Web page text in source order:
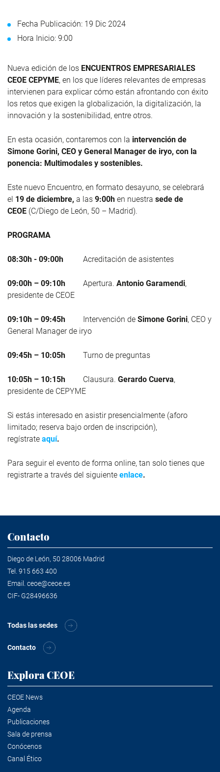
Fecha Publicación: 19 Dic 2024
Hora Inicio: 9:00
Nueva edición de los ENCUENTROS EMPRESARIALES
CEOE CEPYME, en los que líderes relevantes de empresas
intervienen para explicar cómo están afrontando con éxito
los retos que exigen la globalización, la digitalización, la
innovación y la sostenibilidad, entre otros.
En esta ocasión, contaremos con la intervención de
Simone Gorini, CEO y General Manager de iryo, con la
ponencia: Multimodales y sostenibles.
Este nuevo Encuentro, en formato desayuno, se celebrará
el 19 de diciembre, a las 9:00h en nuestra sede de
CEOE (C/Diego de León, 50 – Madrid).
PROGRAMA
08:30h - 09:00h Acreditación de asistentes
09:00h – 09:10h Apertura. Antonio Garamendi,
presidente de CEOE
09:10h – 09:45h Intervención de Simone Gorini, CEO y
General Manager de iryo
09:45h – 10:05h Turno de preguntas
10:05h – 10:15h Clausura. Gerardo Cuerva,
presidente de CEPYME
Si estás interesado en asistir presencialmente (aforo
limitado; reserva bajo orden de inscripción),
regístrate aquí.
Para seguir el evento de forma online, tan solo tienes que
registrarte a través del siguiente enlace.
Contacto
Diego de León, 50 28006 Madrid
Tel. 915 663 400
Email. ceoe@ceoe.es
CIF- G28496636
Todas las sedes
Contacto
Explora CEOE
CEOE News
Agenda
Publicaciones
Sala de prensa
Conócenos
Canal Ético